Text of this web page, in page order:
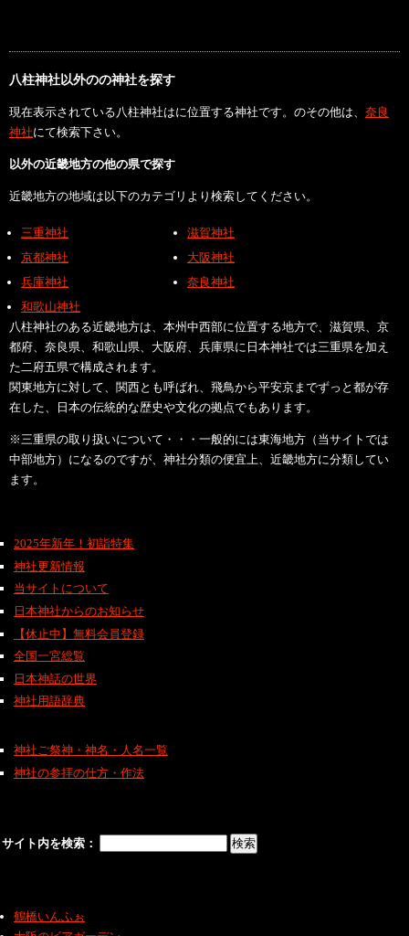
八柱神社以外のの神社を探す
現在表示されている八柱神社はに位置する神社です。のその他は、 奈良
神社にて検索下さい。
以外の近畿地方の他の県で探す
近畿地方の地域は以下のカテゴリより検索してください。
三重神社
滋賀神社
京都神社
大阪神社
兵庫神社
奈良神社
和歌山神社
八柱神社のある近畿地方は、本州中西部に位置する地方で、滋賀県、京
都府、奈良県、和歌山県、大阪府、兵庫県に日本神社では三重県を加え
た二府五県で構成されます。
関東地方に対して、関西とも呼ばれ、飛鳥から平安京までずっと都が存
在した、日本の伝統的な歴史や文化の拠点でもあります。
※三重県の取り扱いについて・・・一般的には東海地方（当サイトでは
中部地方）になるのですが、神社分類の便宜上、近畿地方に分類してい
ます。
2025年新年！初詣特集
神社更新情報
当サイトについて
日本神社からのお知らせ
【休止中】無料会員登録
全国一宮総覧
日本神話の世界
神社用語辞典
神社ご祭神・神名・人名一覧
神社の参拝の仕方・作法
サイト内を検索：
鶴橋いんふぉ